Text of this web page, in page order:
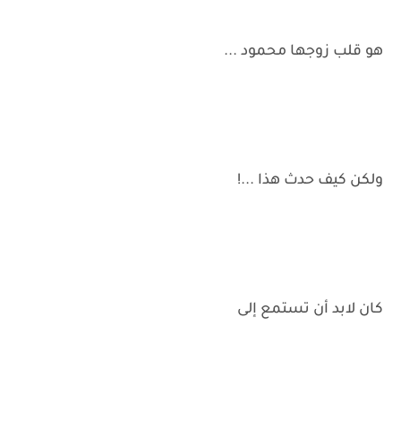
هو قلب زوجها محمود ...
ولكن كيف حدث هذا ...!
كان لابد أن تستمع إلى